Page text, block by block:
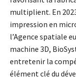
multiplient. En
impression en
l’Agence spatiale
machine 3D,
entretenir la
élément clé du